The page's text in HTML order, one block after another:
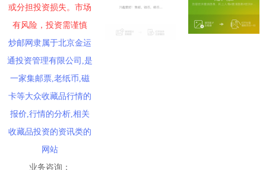
或分担投资损失。市场
有风险，投资需谨慎
炒邮网隶属于北京金运
通投资管理有限公司,是
一家集邮票,老纸币,磁
卡等大众收藏品行情的
报价,行情的分析,相关
收藏品投资的资讯类的
网站
业务咨询：